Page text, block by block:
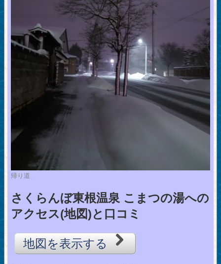
帰り道
さくらんぼ東根温泉 こまつの湯への
アクセス(地図)と口コミ
地図を表示する